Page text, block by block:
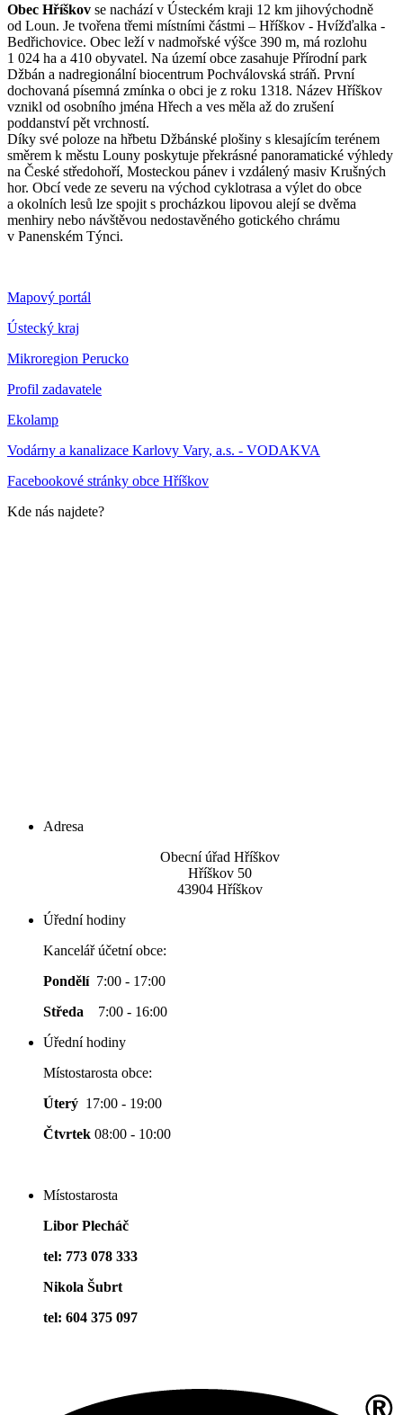
Obec Hříškov se nachází v Ústeckém kraji 12 km jihovýchodně
od Loun. Je tvořena třemi místními částmi – Hříškov - Hvížďalka -
Bedřichovice. Obec leží v nadmořské výšce 390 m, má rozlohu
1 024 ha a 410 obyvatel. Na území obce zasahuje Přírodní park
Džbán a nadregionální biocentrum Pochválovská stráň. První
dochovaná písemná zmínka o obci je z roku 1318. Název Hříškov
vznikl od osobního jména Hřech a ves měla až do zrušení
poddanství pět vrchností.
Díky své poloze na hřbetu Džbánské plošiny s klesajícím terénem
směrem k městu Louny poskytuje překrásné panoramatické výhledy
na České středohoří, Mosteckou pánev i vzdálený masiv Krušných
hor. Obcí vede ze severu na východ cyklotrasa a výlet do obce
a okolních lesů lze spojit s procházkou lipovou alejí se dvěma
menhiry nebo návštěvou nedostavěného gotického chrámu
v Panenském Týnci.
Mapový portál
Ústecký kraj
Mikroregion Perucko
Profil zadavatele
Ekolamp
Vodárny a kanalizace Karlovy Vary, a.s. - VODAKVA
Facebookové stránky obce Hříškov
Kde nás najdete?
Adresa
Obecní úřad Hříškov
Hříškov 50
43904 Hříškov
Úřední hodiny
Kancelář účetní obce:
Pondělí 7:00 - 17:00
Středa 7:00 - 16:00
Úřední hodiny
Místostarosta obce:
Úterý 17:00 - 19:00
Čtvrtek 08:00 - 10:00
Místostarosta
Libor Plecháč
tel: 773 078 333
Nikola Šubrt
tel: 604 375 097